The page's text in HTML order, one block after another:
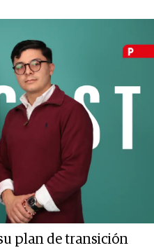
plan de transición